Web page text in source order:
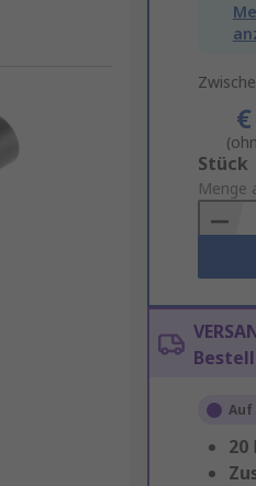
Add
to
Basket
Stück
Menge
Auf
20